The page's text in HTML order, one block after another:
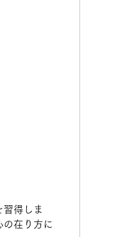
得しま
在り方に